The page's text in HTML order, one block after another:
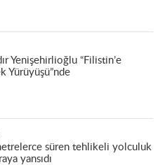
Yenişehirlioğlu “Filistin’e
Yürüyüşü”nde
süren tehlikeli yolculuk
yansıdı